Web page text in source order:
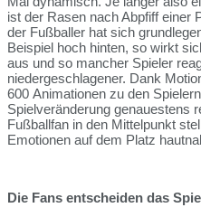
ist der Rasen nach Abpfiff einer
der Fußballer hat sich
Beispiel hoch hinten, so wirkt
aus und so mancher Spieler
niedergeschlagener. Dank
600 Animationen zu den
Spielveränderung genauestens
Fußballfan in den Mittelpunkt
Emotionen auf dem Platz
Die Fans entscheiden das